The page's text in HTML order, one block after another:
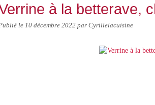
à la betterave,
le 10 décembre 2022 par Cyrillelacuisine